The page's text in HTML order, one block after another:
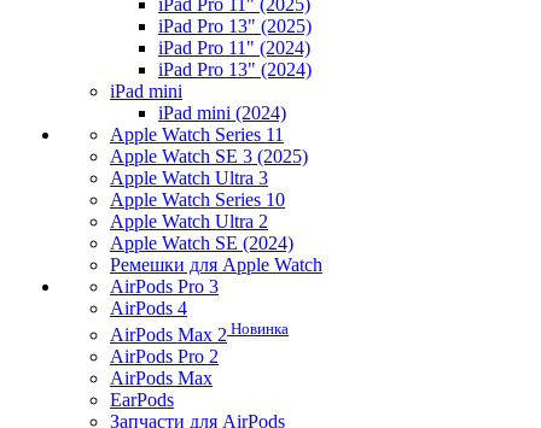
iPad Pro 11" (2025)
iPad Pro 13" (2025)
iPad Pro 11" (2024)
iPad Pro 13" (2024)
iPad mini
iPad mini (2024)
Apple Watch Series 11
Apple Watch SE 3 (2025)
Apple Watch Ultra 3
Apple Watch Series 10
Apple Watch Ultra 2
Apple Watch SE (2024)
Ремешки для Apple Watch
AirPods Pro 3
AirPods 4
AirPods Max 2 Новинка
AirPods Pro 2
AirPods Max
EarPods
Запчасти для AirPods